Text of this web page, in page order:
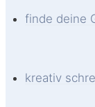
finde deine
kreativ